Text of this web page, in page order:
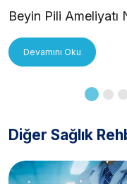
Beyin Pili Ameliyatı
Devamını Oku
Diğer Sağlık